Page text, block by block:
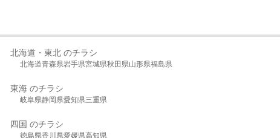
北海道・東北 のチラシ
北海道青森県岩手県宮城県秋田県山形県福島県
東海 のチラシ
岐阜県静岡県愛知県三重県
四国 のチラシ
徳島県香川県愛媛県高知県